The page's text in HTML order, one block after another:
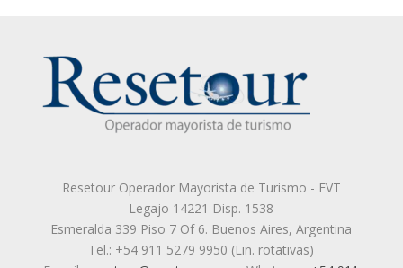
Resetour Operador Mayorista de Turismo - EVT
Legajo 14221 Disp. 1538
Esmeralda 339 Piso 7 Of 6. Buenos Aires, Argentina
Tel.: +54 911 5279 9950 (Lin. rotativas)